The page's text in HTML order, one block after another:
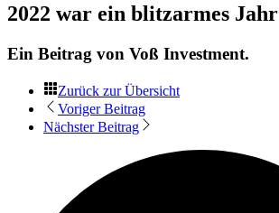
2022 war ein blitzarmes Jahr
Ein Beitrag von Voß Investment.
Zurück zur Übersicht
Voriger Beitrag
Nächster Beitrag